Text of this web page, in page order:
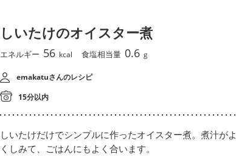
しいたけのオイスター煮
エネルギー 56 kcal 食塩相当量 0.6 g
emakatuさんのレシピ
15分以内
しいたけだけでシンプルに作ったオイスター煮。煮汁がよ
くしみて、ごはんにもよく合います。